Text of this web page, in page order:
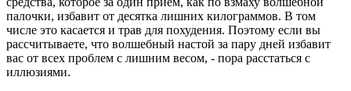
палочки, избавит от десятка лишних килограммов. В том
числе это касается и трав для похудения. Поэтому если вы
рассчитываете, что волшебный настой за пару дней избавит
вас от всех проблем с лишним весом, - пора расстаться с
иллюзиями.